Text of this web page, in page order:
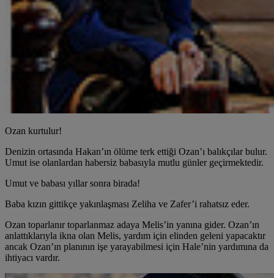
Ozan kurtulur!
Denizin ortasında Hakan’ın ölüme terk ettiği Ozan’ı balıkçılar bulur.
Umut ise olanlardan habersiz babasıyla mutlu günler geçirmektedir.
Umut ve babası yıllar sonra birada!
Baba kızın gittikçe yakınlaşması Zeliha ve Zafer’i rahatsız eder.
Ozan toparlanır toparlanmaz adaya Melis’in yanına gider. Ozan’ın
anlattıklarıyla ikna olan Melis, yardım için elinden geleni yapacaktır
ancak Ozan’ın planının işe yarayabilmesi için Hale’nin yardımına da
ihtiyacı vardır.